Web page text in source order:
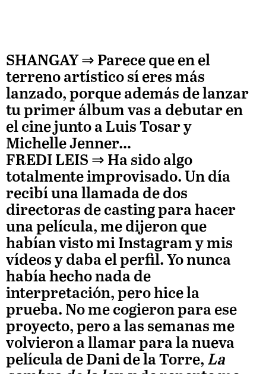
SHANGAY ⇒ Parece que en el
terreno artístico sí eres más
lanzado, porque además de lanzar
tu primer álbum vas a debutar en
el cine junto a Luis Tosar y
Michelle Jenner…
FREDI LEIS ⇒ Ha sido algo
totalmente improvisado. Un día
recibí una llamada de dos
directoras de casting para hacer
una película, me dijeron que
habían visto mi Instagram y mis
vídeos y daba el perfil. Yo nunca
había hecho nada de
interpretación, pero hice la
prueba. No me cogieron para ese
proyecto, pero a las semanas me
volvieron a llamar para la nueva
película de Dani de la Torre, La